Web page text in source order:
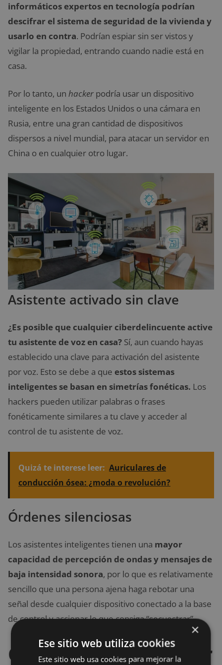
informáticos expertos en tecnología podrían
descifrar el sistema de seguridad de la vivienda y
usarlo en contra. Podrían espiar sin ser vistos y
vigilar la propiedad, entrando cuando nadie está en
casa.
Por lo tanto, un hacker podría usar un dispositivo
inteligente en los Estados Unidos o una cámara en
Rusia, entre una gran cantidad de dispositivos
dispersos a nivel mundial, para atacar un servidor en
China o en cualquier otro lugar.
Asistente activado sin clave
¿Es posible que cualquier ciberdelincuente active
tu asistente de voz en casa? Sí, aun cuando hayas
establecido una clave para activación del asistente
por voz. Esto se debe a que estos sistemas
inteligentes se basan en simetrías fonéticas. Los
hackers pueden utilizar palabras o frases
fonéticamente similares a tu clave y acceder al
control de tu asistente de voz.
Quizá te interese leer: Auriculares de
conducción ósea: ¿moda o revolución?
Órdenes silenciosas
Los asistentes inteligentes tienen una mayor
capacidad de percepción de ondas y mensajes de
baja intensidad sonora, por lo que es relativamente
sencillo que una persona ajena haga rebotar una
señal desde cualquier dispositivo conectado a la base
de control y accionar lo que consiga “secuestrar”.
Consejos para utilizar
×
Ese sitio web utiliza cookies
Este sitio web usa cookies para mejorar la